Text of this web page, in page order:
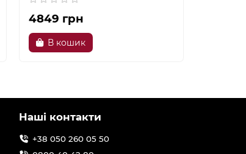
4849 грн
В кошик
Наші контакти
+38 050 260 05 50